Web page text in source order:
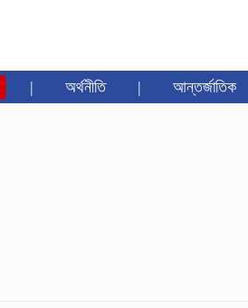
| অর্থনীতি | আন্তর্জাতিক